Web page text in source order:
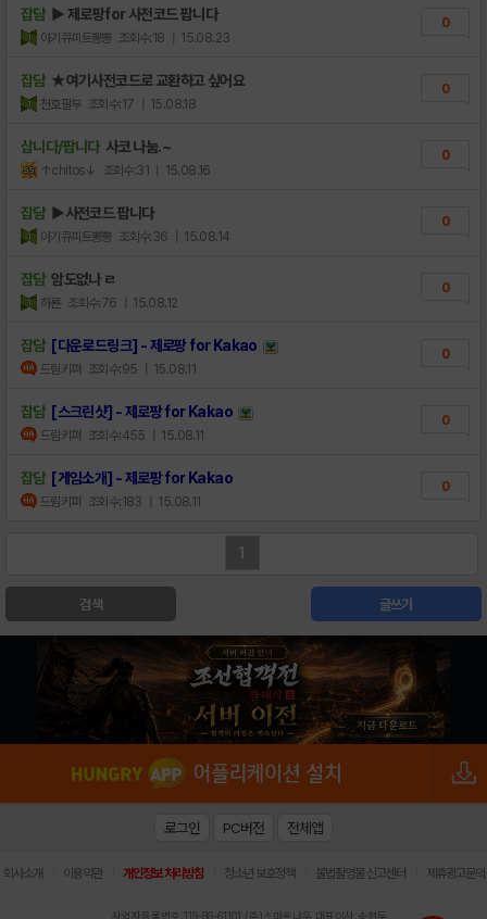
잡담 ▶ 제로팡for 사전코드 팝니다
아기큐피트뽕뽕 조회수:18 | 15.08.23
0
잡담 ★여기사전코드로 교환하고 싶어요
천호팔부 조회수:17 | 15.08.18
0
삽니다/팝니다 사코 나눔.~
↑chitos↓ 조회수:31 | 15.08.16
0
잡담 ▶사전코드 팝니다
아기큐피트뽕뽕 조회수:36 | 15.08.14
0
잡담 암도없나 ㄹ
하룐 조회수:76 | 15.08.12
0
잡담 [다운로드링크] - 제로팡 for Kakao
드림키퍼 조회수:95 | 15.08.11
0
잡담 [스크린샷] - 제로팡 for Kakao
드림키퍼 조회수:455 | 15.08.11
0
잡담 [게임소개] - 제로팡 for Kakao
드림키퍼 조회수:183 | 15.08.11
0
1
검색 글쓰기
로그인 PC버전 전체앱
회사소개 이용약관 개인정보 처리방침 청소년 보호정책 불법촬영물 신고센터 제휴광고문의
사업자등록번호:119-86-61101 (주)스마트나우 대표이사:송현두